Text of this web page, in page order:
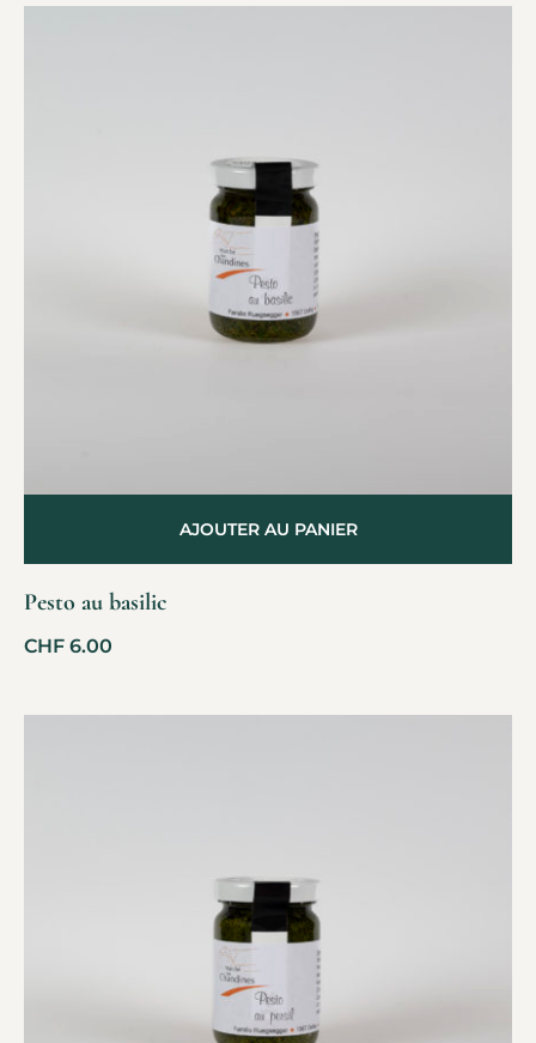
Pesto au basilic
CHF 6.00
AJOUTER AU PANIER